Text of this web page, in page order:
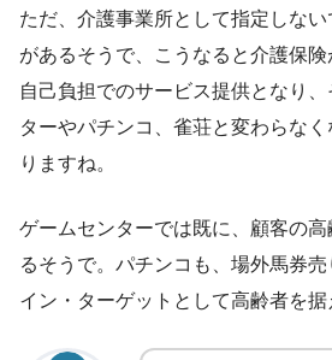
ただ、介護事業所として指定しな
があるそうで、こうなると介護保
自己負担でのサービス提供となり
ターやパチンコ、雀荘と変わらな
りますね。
ゲームセンターでは既に、顧客の
るそうで。パチンコも、場外馬券
イン・ターゲットとして高齢者を据